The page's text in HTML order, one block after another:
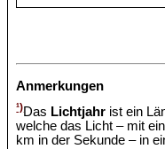
Anmerkungen
¹)Das Lichtjahr ist ein
welche das Licht – mit
km in der Sekunde – in